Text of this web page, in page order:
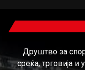
Друштво за
среќа, трговија